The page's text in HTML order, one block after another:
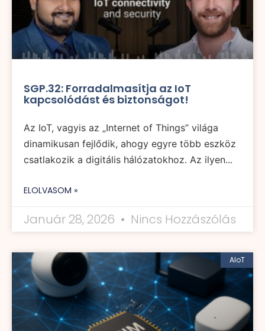
SGP.32: Forradalmasítja az IoT
kapcsolódást és biztonságot!
Az IoT, vagyis az „Internet of Things” világa
dinamikusan fejlődik, ahogy egyre több eszköz
csatlakozik a digitális hálózatokhoz. Az ilyen...
ELOLVASOM »
Január 28, 2026 Nincs Hozzászólás
AIoT